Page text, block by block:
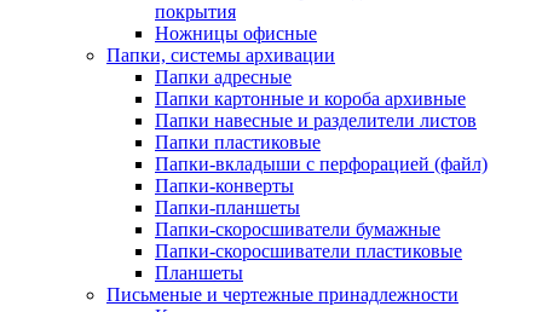
покрытия
Ножницы офисные
Папки, системы архивации
Папки адресные
Папки картонные и короба архивные
Папки навесные и разделители листов
Папки пластиковые
Папки-вкладыши с перфорацией (файл)
Папки-конверты
Папки-планшеты
Папки-скоросшиватели бумажные
Папки-скоросшиватели пластиковые
Планшеты
Письменые и чертежные принадлежности